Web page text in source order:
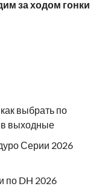
за ходом гонки
выбрать по
в выходные
Серии 2026
по DH 2026